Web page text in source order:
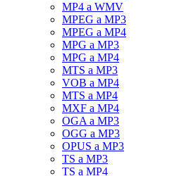
MP4 a WMV
MPEG a MP3
MPEG a MP4
MPG a MP3
MPG a MP4
MTS a MP3
VOB a MP4
MTS a MP4
MXF a MP4
OGA a MP3
OGG a MP3
OPUS a MP3
TS a MP3
TS a MP4